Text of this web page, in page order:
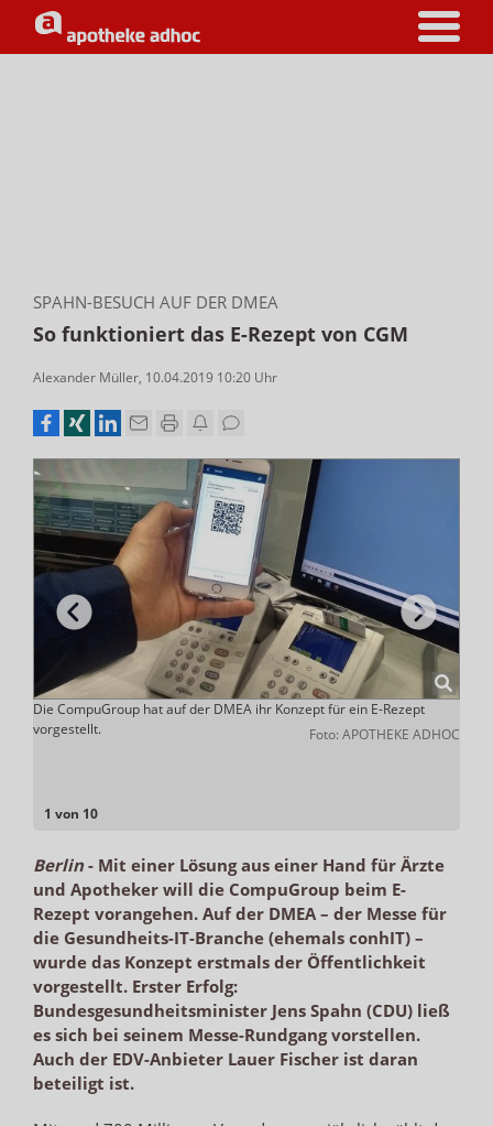
SPAHN-BESUCH AUF DER DMEA
So funktioniert das E-Rezept von CGM
Alexander Müller, 10.04.2019 10:20 Uhr
1 von 10
Die CompuGroup hat auf der DMEA ihr Konzept für ein E-Rezept
vorgestellt.
Foto: APOTHEKE ADHOC
Berlin- Mit einer Lösung aus einer Hand für Ärzte
und Apotheker will die CompuGroup beim E-
Rezept vorangehen. Auf der DMEA – der Messe für
die Gesundheits-IT-Branche (ehemals conhIT) –
wurde das Konzept erstmals der Öffentlichkeit
vorgestellt. Erster Erfolg:
Bundesgesundheitsminister Jens Spahn (CDU) ließ
es sich bei seinem Messe-Rundgang vorstellen.
Auch der EDV-Anbieter Lauer Fischer ist daran
beteiligt ist.